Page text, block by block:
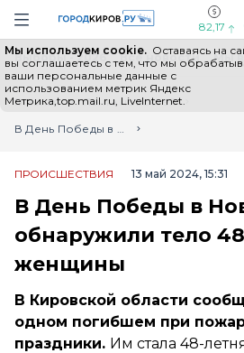
Навигация сайта
82,17
Мы используем cookie. Оставаясь на
вы соглашаетесь с тем, что мы
ваши персональные данные с
использованием метрик Яндекс
Метрика,top.mail.ru, LiveInternet.
Выборы - 2026 Все новости Мы в
Главная
Лента новостей
В День Победы в Нововятске обнаружили тело 48-летней женщины
ПРОИСШЕСТВИЯ 13 май 2024, 15:31
В День Победы в
обнаружили тело
женщины
В Кировской области
одном погибшем при
праздники. Им стала 48-